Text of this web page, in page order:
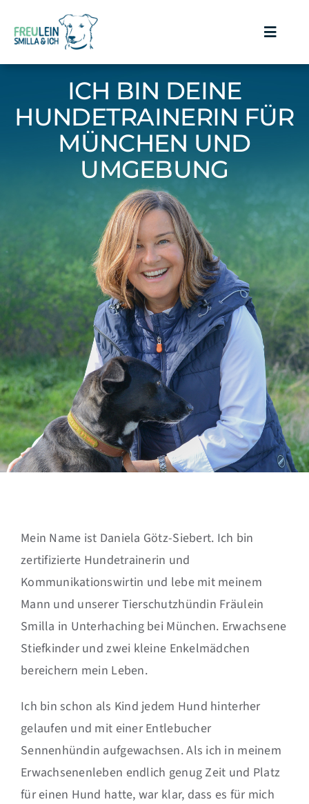
Inhalt
Toggle
Philosophie
Angebot
Preise
Netzwerk
ICH BIN DEINE
HUNDETRAINERIN FÜR
MÜNCHEN UND
UMGEBUNG
Mein Name ist Daniela Götz-Siebert. Ich bin
zertifizierte Hundetrainerin und
Kommunikationswirtin und lebe mit meinem
Mann und unserer Tierschutzhündin Fräulein
Smilla in Unterhaching bei München. Erwachsene
Stiefkinder und zwei kleine Enkelmädchen
bereichern mein Leben.
Ich bin schon als Kind jedem Hund hinterher
gelaufen und mit einer Entlebucher
Sennenhündin aufgewachsen. Als ich in meinem
Erwachsenenleben endlich genug Zeit und Platz
für einen Hund hatte, war klar, dass es für mich